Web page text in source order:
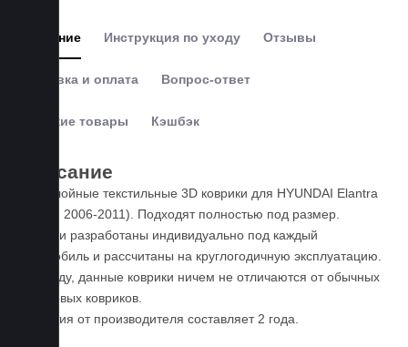
Описание Инструкция по уходу Отзывы
Доставка и оплата Вопрос-ответ
Похожие товары Кэшбэк
Описание
Пятислойные текстильные 3D коврики для HYUNDAI Elantra
IV (HD, 2006-2011). Подходят полностью под размер.
Коврики разработаны индивидуально под каждый
автомобиль и рассчитаны на круглогодичную эксплуатацию.
По уходу, данные коврики ничем не отличаются от обычных
резиновых ковриков.
Гарантия от производителя составляет 2 года.